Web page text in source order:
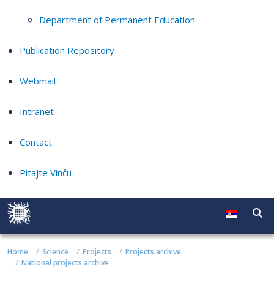
Department of Permanent Education
Publication Repository
Webmail
Intranet
Contact
Pitajte Vinču
Home Science Projects
Projects archive
National projects archive